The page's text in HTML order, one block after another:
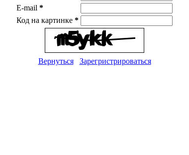
E-mail *
Код на картинке *
Вернуться Зарегристрироваться